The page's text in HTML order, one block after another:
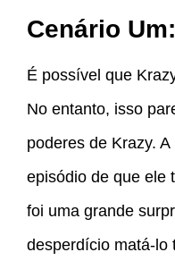
Cenário
É possível que
No entanto, isso
poderes de Krazy.
episódio de que ele
foi uma grande
desperdício matá-lo